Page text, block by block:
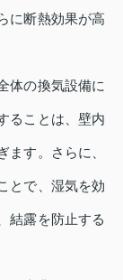
に断熱効果が高
体の換気設備に
ることは、壁内
す。さらに、
とで、湿気を効
結露を防止する